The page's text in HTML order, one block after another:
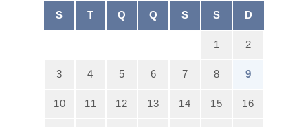
S T Q Q S S D
1 2
3 4 5 6 7 8 9
10 11 12 13 14 15 16